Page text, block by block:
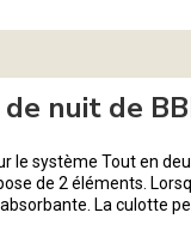
nuit de
le système Tout en
de 2 éléments.
La culotte